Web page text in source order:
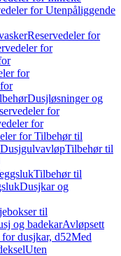
for Utenpåliggende
Reservedeler for
for
for
Dusjløsninger og
for
for
for Tilbehør til
Tilbehør til
Tilbehør til
Dusjkar og
til
og badekarAvløpsett
dusjkar, d52Med
Uten